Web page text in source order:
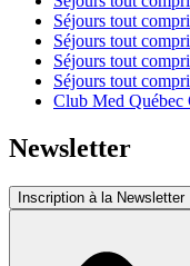
Séjours tout
Séjours tout
Séjours tout
Séjours tout
Club Med Québec
Newsletter
Inscription à la Newsletter